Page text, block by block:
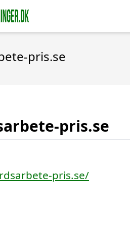
pris.se
pris.se
pris.se/